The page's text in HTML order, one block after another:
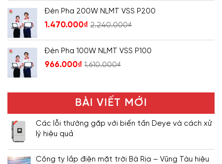
Đèn Pha 200W NLMT VSS P200
1.470.000₫ 2.240.000₫
Đèn Pha 100W NLMT VSS P100
966.000₫ 1.610.000₫
BÀI VIẾT MỚI
Các lỗi thường gặp với biến tần Deye và cách xử
lý hiệu quả
Công ty lắp điện mặt trời Bà Rịa – Vũng Tàu hiệu